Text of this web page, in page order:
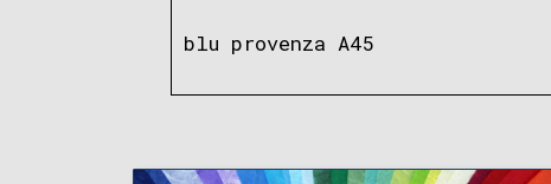
blu provenza A45